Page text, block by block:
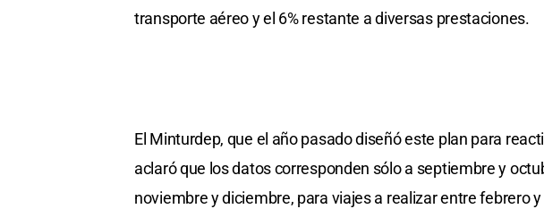
transporte aéreo y el 6% restante a diversas prestaciones.
El Minturdep, que el año pasado diseñó este plan para
aclaró que los datos corresponden sólo a septiembre y
noviembre y diciembre, para viajes a realizar entre febrero